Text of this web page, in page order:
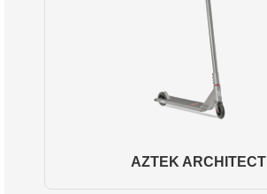
AZTEK ARCHITECT